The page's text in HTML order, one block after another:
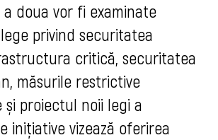
doua vor fi examinate
privind securitatea
critică, securitatea
măsurile restrictive
proiectul noii legi a
inițiative vizează oferirea